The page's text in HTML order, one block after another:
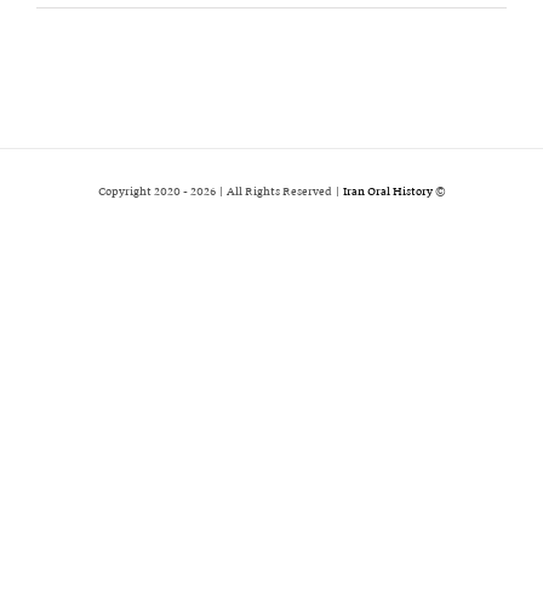
© Copyright 2020 -
2026 | All Rights Reserved | Iran Oral History